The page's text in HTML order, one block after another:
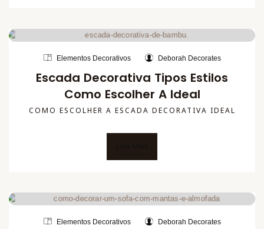
Elementos Decorativos Deborah Decorates
Escada Decorativa Tipos Estilos
Como Escolher A Ideal
COMO ESCOLHER A ESCADA DECORATIVA IDEAL
Elementos Decorativos Deborah Decorates